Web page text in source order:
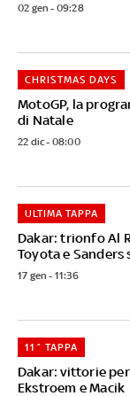
02 gen - 09:28
MotoGP, la
di Natale
CHRISTMAS DAYS
22 dic - 08:00
Dakar: trionfo Al
Toyota e Sanders
ULTIMA TAPPA
17 gen - 11:36
Dakar: vittorie
Ekstroem e Macik
11^ TAPPA